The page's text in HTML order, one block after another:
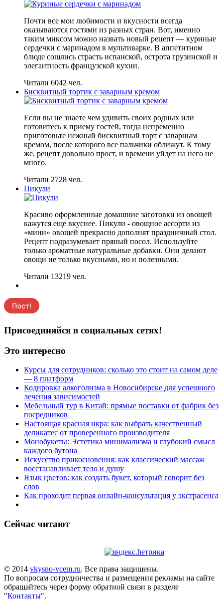
Почти все мои любимости и вкусности всегда
оказываются гостями из разных стран. Вот, именно
таким миксом можно назвать новый рецепт — куриные
сердечки с маринадом в мультиварке. В аппетитном
блюде сошлись страсть испанской, острота грузинской и
элегантность французской кухни.
Читали 6042 чел.
Бисквитный тортик с заварным кремом
Если вы не знаете чем удивить своих родных или
готовитесь к приему гостей, тогда непременно
приготовьте нежный бисквитный торт с заварным
кремом, после которого все пальчики оближут. К тому
же, рецепт довольно прост, и времени уйдет на него не
много.
Читали 2728 чел.
Пикули
Красиво оформленные домашние заготовки из овощей
кажутся еще вкуснее. Пикули - овощное ассорти из
«мини» овощей прекрасно дополнят праздничный стол.
Рецепт подразумевает пряный посол. Используйте
только ароматные натуральные добавки. Они делают
овощи не только вкусными, но и полезными.
Читали 13219 чел.
Присоединяйся в социальных сетях!
Это интересно
Курсы для сотрудников: сколько это стоит на самом деле
— 8 платформ
Кодировка алкоголизма в Новосибирске для успешного
лечения зависимостей
Мебельный тур в Китай: прямые поставки от фабрик без
посредников
Настоящая красная икра: как выбрать качественный
деликатес от проверенного производителя
Монобукеты: Эстетика минимализма и глубокий смысл
каждого бутона
Искусство прикосновения: как классический массаж
восстанавливает тело и душу
Язык цветов: как создать букет, который говорит без
слов
Как проходит первая онлайн-консультация у экстрасенса
Сейчас читают
© 2014 vkysno-vcem.ru. Все права защищены.
По вопросам сотрудничества и размещения рекламы на сайте
обращайтесь через форму обратной связи в разделе
"Контакты".